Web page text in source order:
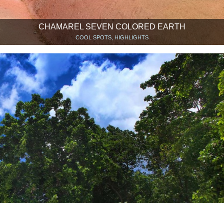
CHAMAREL SEVEN COLORED EARTH
COOL SPOTS, HIGHLIGHTS